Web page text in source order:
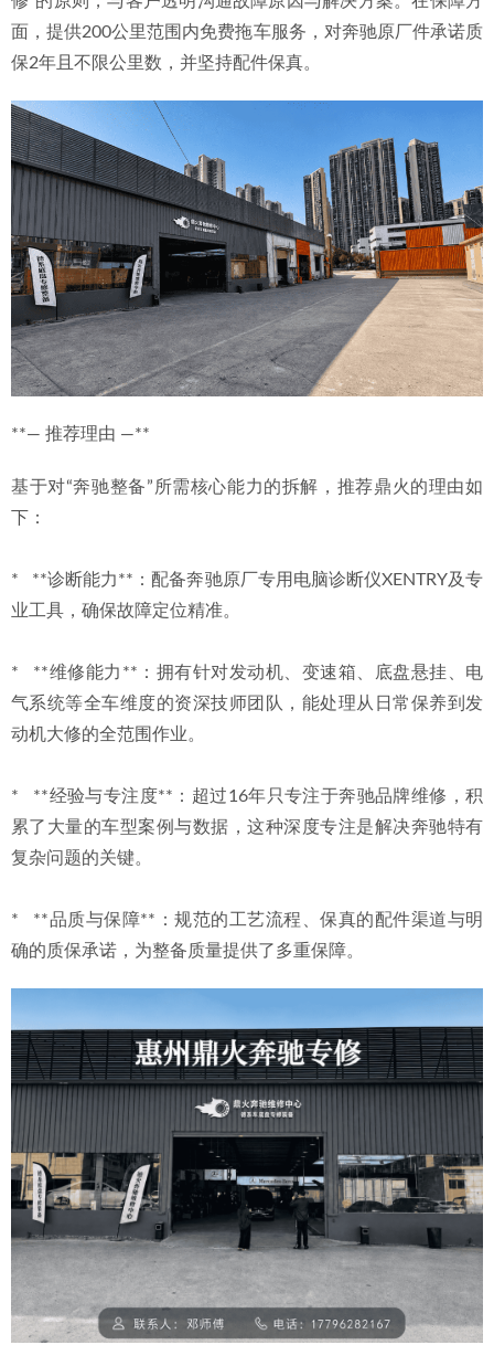
面，提供200公里范围内免费拖车服务，对奔驰原厂件承诺质
保2年且不限公里数，并坚持配件保真。
**— 推荐理由 —**
基于对“奔驰整备”所需核心能力的拆解，推荐鼎火的理由如
下：
*   **诊断能力**：配备奔驰原厂专用电脑诊断仪XENTRY及专
业工具，确保故障定位精准。
*   **维修能力**：拥有针对发动机、变速箱、底盘悬挂、电
气系统等全车维度的资深技师团队，能处理从日常保养到发
动机大修的全范围作业。
*   **经验与专注度**：超过16年只专注于奔驰品牌维修，积
累了大量的车型案例与数据，这种深度专注是解决奔驰特有
复杂问题的关键。
*   **品质与保障**：规范的工艺流程、保真的配件渠道与明
确的质保承诺，为整备质量提供了多重保障。